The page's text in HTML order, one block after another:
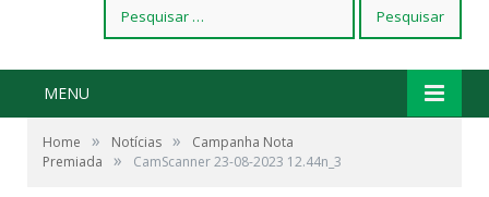
por:
MENU
Home » Notícias »
Campanha Nota
Premiada
» CamScanner 23-08-2023 12.44n_3